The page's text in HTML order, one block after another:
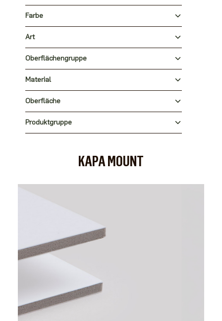
Farbe
Art
Oberflächengruppe
Material
Oberfläche
Produktgruppe
KAPA MOUNT